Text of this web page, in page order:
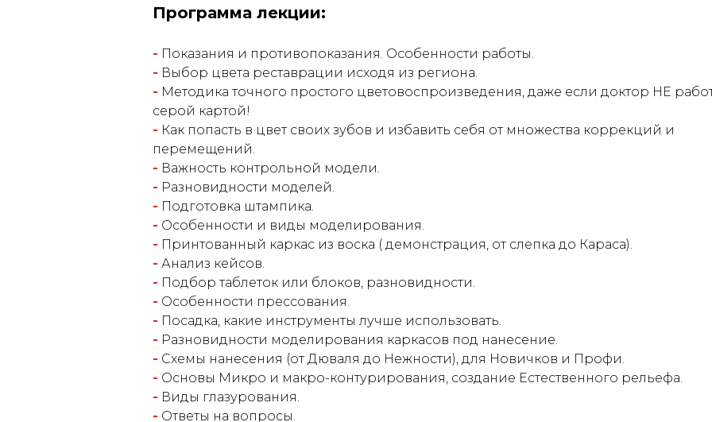
Программа лекции:
- Показания и противопоказания. Особенности работы.
- Выбор цвета реставрации исходя из региона.
- Методика точного простого цветовоспроизведения, даже если доктор НЕ
серой картой!
- Как попасть в цвет своих зубов и избавить себя от множества коррекций и
перемещений.
- Важность контрольной модели.
- Разновидности моделей.
- Подготовка штампика.
- Особенности и виды моделирования.
- Принтованный каркас из воска ( демонстрация, от слепка до Караса).
- Анализ кейсов.
- Подбор таблеток или блоков, разновидности.
- Особенности прессования.
- Посадка, какие инструменты лучше использовать.
- Разновидности моделирования каркасов под нанесение.
- Схемы нанесения (от Дюваля до Нежности), для Новичков и Профи.
- Основы Микро и макро-контурирования, создание Естественного рельефа.
- Виды глазурования.
- Ответы на вопросы.